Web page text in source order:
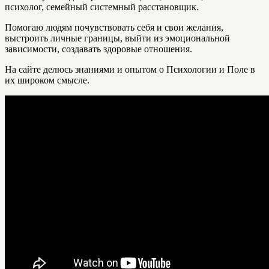
психолог, семейный системный расстановщик.
Помогаю людям почувствовать себя и свои желания,
выстроить личные границы, выйти из эмоциональной
зависимости, создавать здоровые отношения.
На сайте делюсь знаниями и опытом о Психологии и Поле в
их широком смысле.